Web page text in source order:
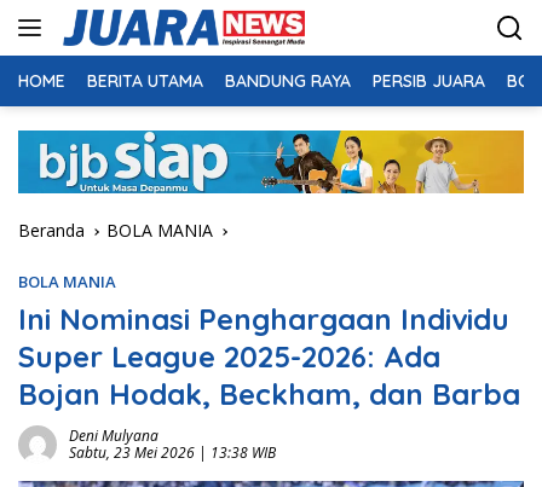
HOME BERITA UTAMA BANDUNG RAYA PERSIB JUARA
Beranda BOLA MANIA
BOLA MANIA
Ini Nominasi Penghargaan Individu
Super League 2025-2026: Ada
Bojan Hodak, Beckham, dan Barba
Deni Mulyana
Sabtu, 23 Mei 2026 | 13:38 WIB